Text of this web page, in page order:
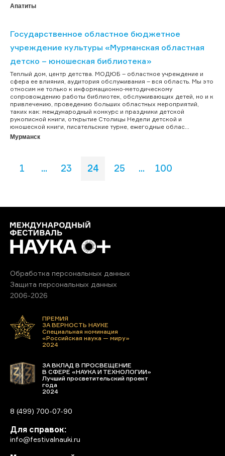
Апатиты
Государственное областное бюджетное
учреждение культуры «Мурманская областная
детско – юношеская библиотека»
Теплый дом, центр детства. МОДЮБ – областное учреждение и
сфера ее влияния, аудитория обслуживания – вся область. Мы это
относим не только к информационно-методическому
сопровождению работы библиотек, обслуживающих детей, но и к
привлечению, проведению больших областных мероприятий,
таких как: международный конкурс и праздники детской
рукописной книги, открытие Столицы Недели детской и
юношеской книги, писательские турне, ежегодные облас...
Мурманск
1 ... 23 24 25 ... 100
Обработка персональных данных
Защита персональных данных
2006-2026
ПРЕМИЯ
ЗА ВЕРНОСТЬ НАУКЕ
Специальная номинация
«Российская наука — миру»
2024
ЗА ВКЛАД В ПРОСВЕЩЕНИЕ
В СФЕРЕ «НАУКА И ТЕХНОЛОГИИ»
Лучший просветительский проект
года
2024
8 (499) 700-07-90
Для справок:
info@festivalnauki.ru